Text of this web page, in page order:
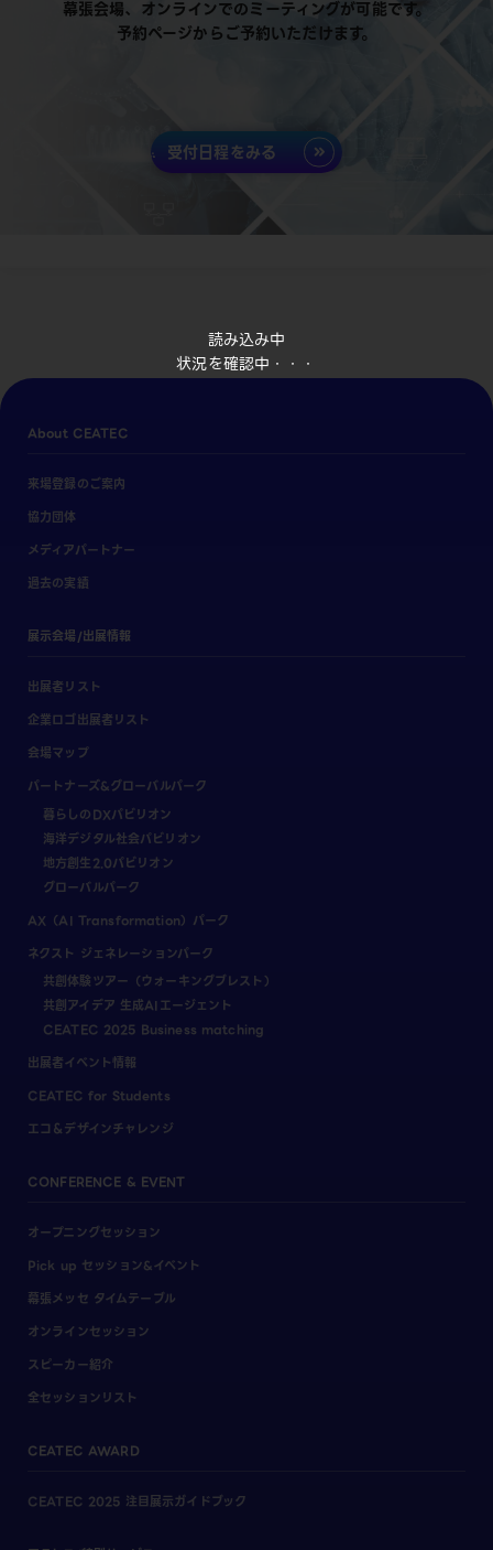
読み込み中
状況を確認中・・・
幕張会場、オンラインでのミーティングが可能です。
予約ページからご予約いただけます。
受付日程をみる
About CEATEC
来場登録のご案内
協力団体
メディアパートナー
過去の実績
展示会場/出展情報
出展者リスト
企業ロゴ出展者リスト
会場マップ
パートナーズ&グローバルパーク
暮らしのDXパビリオン
海洋デジタル社会パビリオン
地方創生2.0パビリオン
グローバルパーク
AX（AI Transformation）パーク
ネクスト ジェネレーションパーク
共創体験ツアー（ウォーキングブレスト）
共創アイデア 生成AIエージェント
CEATEC 2025 Business matching
出展者イベント情報
CEATEC for Students
エコ＆デザインチャレンジ
CONFERENCE & EVENT
オープニングセッション
Pick up セッション&イベント
幕張メッセ タイムテーブル
オンラインセッション
スピーカー紹介
全セッションリスト
CEATEC AWARD
CEATEC 2025 注目展示ガイドブック